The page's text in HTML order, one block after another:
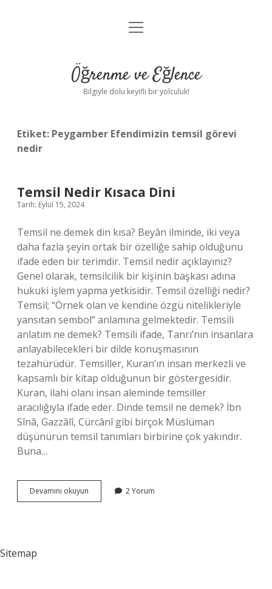
Anasayfa
Yasal Uyarı
menüyü
Öğrenme ve Eğlence
Bilgiyle dolu keyifli bir yolculuk!
Etiket: Peygamber Efendimizin temsil görevi
nedir
Temsil Nedir Kısaca Dini
Tarih: Eylül 15, 2024
Temsil ne demek din kısa? Beyân ilminde, iki veya
daha fazla şeyin ortak bir özelliğe sahip olduğunu
ifade eden bir terimdir. Temsil nedir açıklayınız?
Genel olarak, temsilcilik bir kişinin başkası adına
hukuki işlem yapma yetkisidir. Temsil özelliği nedir?
Temsil; “Örnek olan ve kendine özgü nitelikleriyle
yansıtan sembol” anlamına gelmektedir. Temsili
anlatım ne demek? Temsili ifade, Tanrı’nın insanlara
anlayabilecekleri bir dilde konuşmasının
tezahürüdür. Temsiller, Kuran’ın insan merkezli ve
kapsamlı bir kitap olduğunun bir göstergesidir.
Kuran, ilahi olanı insan aleminde temsiller
aracılığıyla ifade eder. Dinde temsil ne demek? İbn
Sînâ, Gazzâlî, Cürcânî gibi birçok Müslüman
düşünürün temsil tanımları birbirine çok yakındır.
Buna…
Devamını okuyun
Nedir
2 Yorum
Sitemap